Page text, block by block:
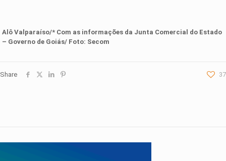
Alô Valparaíso/* Com as informações da Junta Comercial do Estado
– Governo de Goiás/ Foto: Secom
Share 37